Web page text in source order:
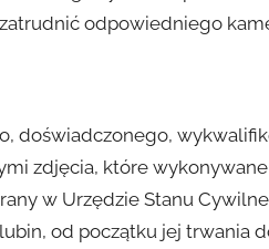
odpowiedniego
doświadczonego,
zdjęcia, które wykonywane
w Urzędzie Stanu
od początku jej trwania